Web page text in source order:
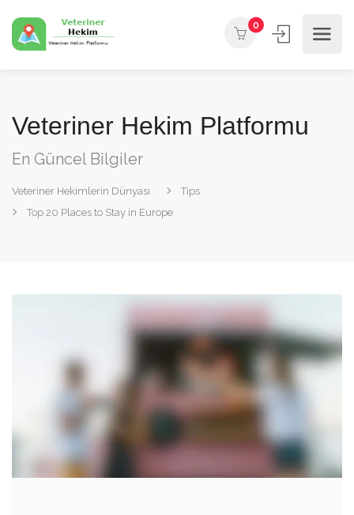
0
Veteriner Hekim Platformu
En Güncel Bilgiler
Veteriner Hekimlerin Dünyası
Tips
Top 20 Places to Stay in Europe